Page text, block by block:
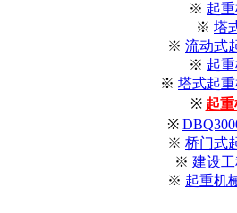
※ 起
※ 塔
※ 流动式
※ 起
※ 塔式起
※ 起
※
※ 桥门式
※ 建设
※ 起重机